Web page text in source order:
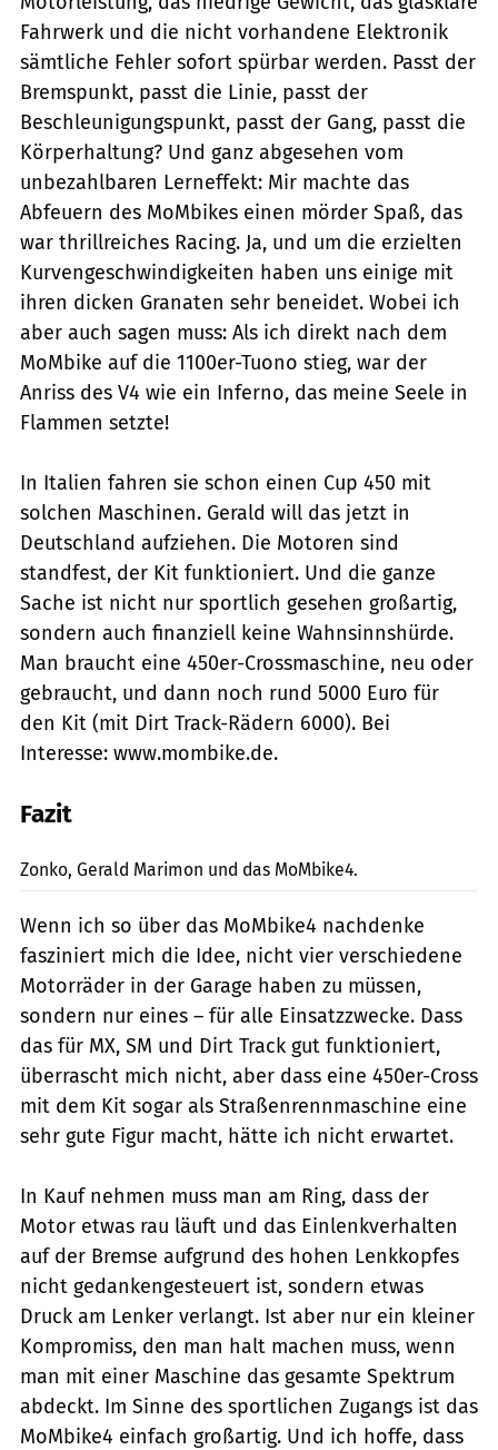
Fahrwerk und die nicht vorhandene Elektronik
sämtliche Fehler sofort spürbar werden. Passt der
Bremspunkt, passt die Linie, passt der
Beschleunigungspunkt, passt der Gang, passt die
Körperhaltung? Und ganz ­abgesehen vom
unbezahlbaren Lern­effekt: Mir machte das
Abfeuern des MoMbikes einen mörder Spaß, das
war thrillreiches Racing. Ja, und um die ­erzielten
Kurvengeschwindigkeiten haben uns einige mit
ihren dicken Granaten sehr beneidet. Wobei ich
aber auch sagen muss: Als ich direkt nach dem
MoMbike auf die 1100er-Tuono stieg, war der
Anriss des V4 wie ein Inferno, das meine Seele in
Flammen setzte!
In Italien fahren sie schon einen Cup 450 mit
solchen Maschinen. Gerald will das jetzt in
Deutschland aufziehen. Die Motoren sind
standfest, der Kit funk­tioniert. Und die ganze
Sache ist nicht nur sportlich gesehen großartig,
sondern auch finanziell keine Wahnsinnshürde.
Man braucht eine 450er-Crossmaschine, neu oder
gebraucht, und dann noch rund 5000 Euro für
den Kit (mit Dirt Track-Rädern 6000). Bei
Interesse: www.mombike.de.
Fazit
Zonko, Gerald Marimon und das MoMbike4.
Wenn ich so über das MoMbike4 nachdenke
fasziniert mich die Idee, nicht vier verschiedene
Motorräder in der Garage haben zu müssen,
sondern nur eines – für alle Einsatz­zwecke. Dass
das für MX, SM und Dirt Track gut funktioniert,
überrascht mich nicht, aber dass eine 450er-Cross
mit dem Kit sogar als Straßenrennmaschine eine
sehr gute Figur macht, hätte ich nicht erwartet.
In Kauf ­nehmen muss man am Ring, dass der
Motor etwas rau läuft und das Einlenkverhalten
auf der Bremse aufgrund des hohen Lenkkopfes
nicht gedankengesteuert ist, sondern etwas
Druck am Lenker verlangt. Ist aber nur ein kleiner
Kompromiss, den man halt machen muss, wenn
man mit einer Maschine das ­gesamte Spektrum
abdeckt. Im Sinne des ­sportlichen Zugangs ist das
MoMbike4 einfach großartig. Und ich hoffe, dass